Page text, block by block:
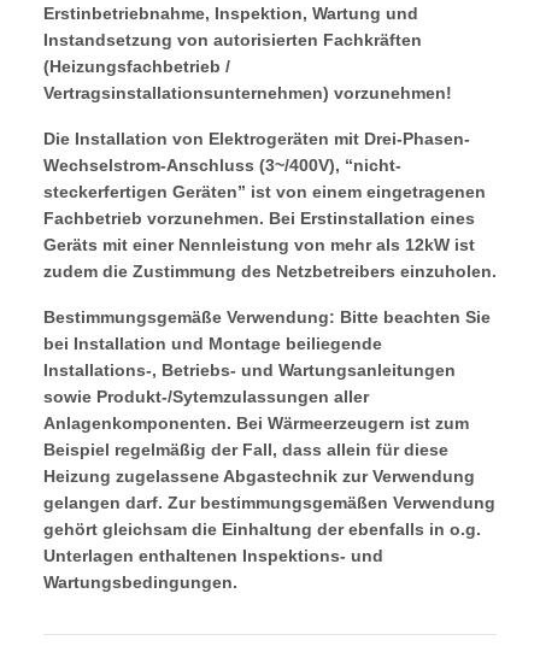
Erstinbetriebnahme, Inspektion, Wartung und
Instandsetzung von autorisierten Fachkräften
(Heizungsfachbetrieb /
Vertragsinstallationsunternehmen) vorzunehmen!
Die Installation von Elektrogeräten mit Drei-Phasen-
Wechselstrom-Anschluss (3~/400V), “nicht-
steckerfertigen Geräten” ist von einem eingetragenen
Fachbetrieb vorzunehmen. Bei Erstinstallation eines
Geräts mit einer Nennleistung von mehr als 12kW ist
zudem die Zustimmung des Netzbetreibers einzuholen.
Bestimmungsgemäße Verwendung: Bitte beachten Sie
bei Installation und Montage beiliegende
Installations-, Betriebs- und Wartungsanleitungen
sowie Produkt-/Sytemzulassungen aller
Anlagenkomponenten. Bei Wärmeerzeugern ist zum
Beispiel regelmäßig der Fall, dass allein für diese
Heizung zugelassene Abgastechnik zur Verwendung
gelangen darf. Zur bestimmungsgemäßen Verwendung
gehört gleichsam die Einhaltung der ebenfalls in o.g.
Unterlagen enthaltenen Inspektions- und
Wartungsbedingungen.